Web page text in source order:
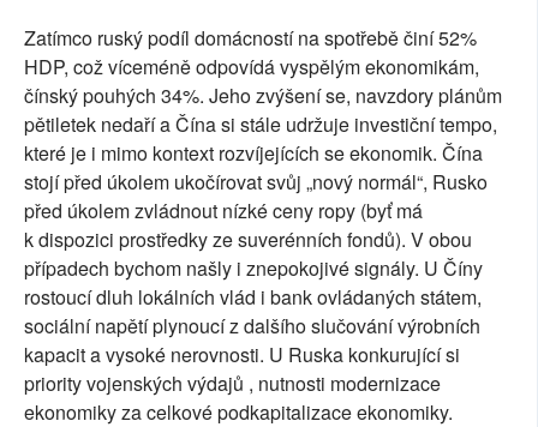
Zatímco ruský podíl domácností na spotřebě činí 52%
HDP, což víceméně odpovídá vyspělým ekonomikám,
čínský pouhých 34%. Jeho zvýšení se, navzdory plánům
pětiletek nedaří a Čína si stále udržuje investiční tempo,
které je i mimo kontext rozvíjejících se ekonomik. Čína
stojí před úkolem ukočírovat svůj „nový normál“, Rusko
před úkolem zvládnout nízké ceny ropy (byť má
k dispozici prostředky ze suverénních fondů). V obou
případech bychom našly i znepokojivé signály. U Číny
rostoucí dluh lokálních vlád i bank ovládaných státem,
sociální napětí plynoucí z dalšího slučování výrobních
kapacit a vysoké nerovnosti. U Ruska konkurující si
priority vojenských výdajů , nutnosti modernizace
ekonomiky za celkové podkapitalizace ekonomiky.